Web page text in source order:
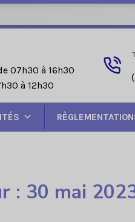
07h30 à 16h30
à 12h30
: 30 mai